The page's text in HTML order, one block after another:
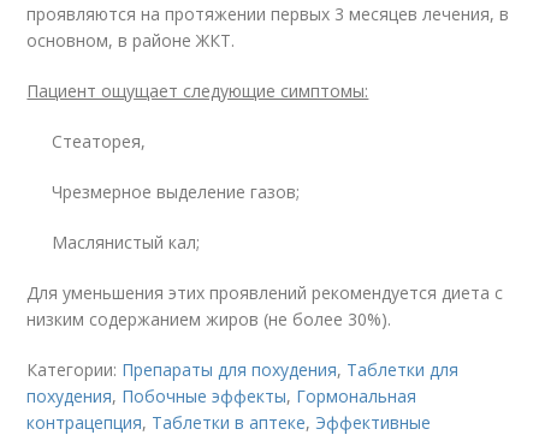
проявляются на протяжении первых 3 месяцев лечения, в
основном, в районе ЖКТ.
Пациент ощущает следующие симптомы:
Стеаторея,
Чрезмерное выделение газов;
Маслянистый кал;
Для уменьшения этих проявлений рекомендуется диета с
низким содержанием жиров (не более 30%).
Категории: Препараты для похудения, Таблетки для
похудения, Побочные эффекты, Гормональная
контрацепция, Таблетки в аптеке, Эффективные